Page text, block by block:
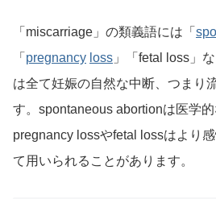
「miscarriage」の類義語には「
「 pregnancy loss 」「fetal loss」
は全て妊娠の自然な中断、つまり
す。spontaneous abortionは医学的
pregnancy lossやfetal lossはより
て用いられることがあります。